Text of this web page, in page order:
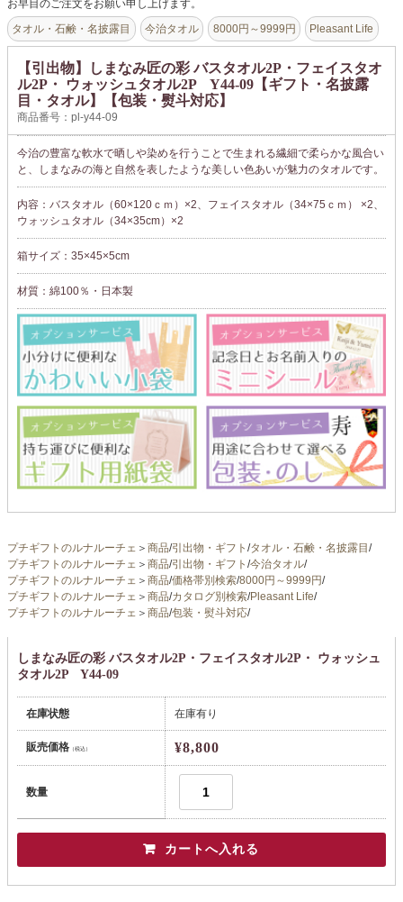
お早目のご注文をお願い申し上げます。
タオル・石鹸・名披露目 今治タオル 8000円～9999円 Pleasant Life
【引出物】しまなみ匠の彩 バスタオル2P・フェイスタオ
ル2P・ ウォッシュタオル2P Y44-09【ギフト・名披露
目・タオル】【包装・熨斗対応】
商品番号：pl-y44-09
今治の豊富な軟水で晒しや染めを行うことで生まれる繊細で柔らかな風合い
と、しまなみの海と自然を表したような美しい色あいが魅力のタオルです。
内容：バスタオル（60×120ｃｍ）×2、フェイスタオル（34×75ｃｍ） ×2、
ウォッシュタオル（34×35cm）×2
箱サイズ：35×45×5cm
材質：綿100％・日本製
プチギフトのルナルーチェ ＞ 商品/引出物・ギフト /タオル・石鹸・名披露目/
プチギフトのルナルーチェ ＞ 商品/引出物・ギフト /今治タオル/
プチギフトのルナルーチェ ＞ 商品/価格帯別検索/8000円～9999円/
プチギフトのルナルーチェ ＞ 商品/カタログ別検索/Pleasant Life/
プチギフトのルナルーチェ ＞ 商品/包装・熨斗対応/
しまなみ匠の彩 バスタオル2P・フェイスタオル2P・ ウォッシュ
タオル2P Y44-09
在庫状態 在庫有り
販売価格（税込） ¥8,800
数量